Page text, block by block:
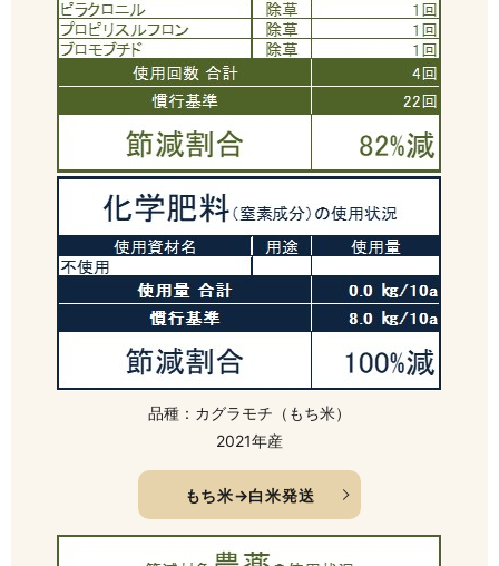
品種：カグラモチ（もち米）
2021年産
もち米→白米発送